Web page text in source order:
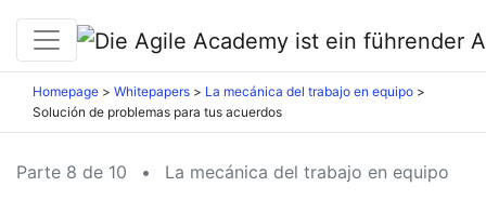
Homepage Whitepapers
La mecánica del trabajo en equipo
Solución de problemas para tus acuerdos
Parte 8 de 10 • La mecánica del trabajo en equipo